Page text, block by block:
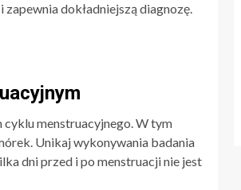
dokładniejszą diagnozę.
cyklu menstruacyjnego. W tym
Unikaj wykonywania badania
dni przed i po menstruacji nie jest